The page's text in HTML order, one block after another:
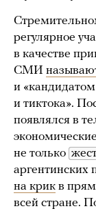
регулярное
в качестве
СМИ
и
и тиктока».
появлялся в
не только
аргентинских
на крик в
всей стране.